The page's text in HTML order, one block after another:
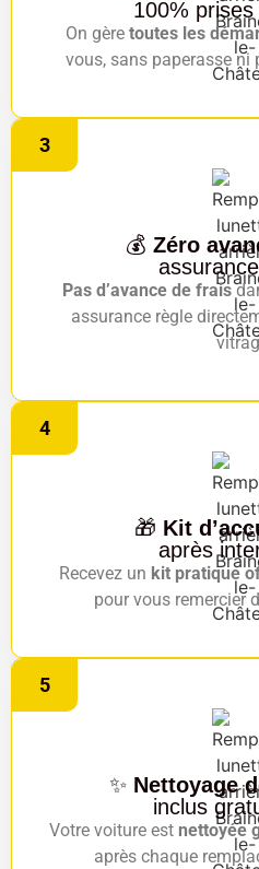
100%
On gère toutes les
vous, sans paperasse ni
3
💰 Zéro
Pas d’avance de frais
assurance règle
4
🎁 Kit
après
Recevez un kit pratique
pour vous remercier
5
✨ Nettoyage
inclus
Votre voiture est nettoyée
après chaque